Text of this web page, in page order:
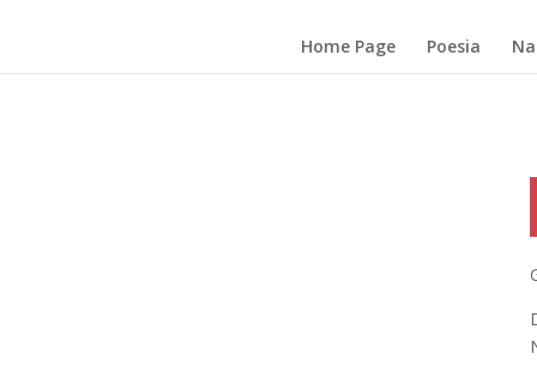
Home Page Poesia